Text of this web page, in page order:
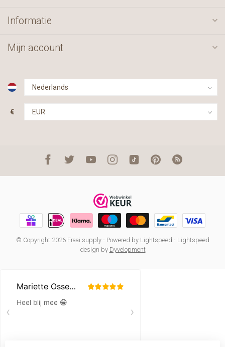
Informatie
Mijn account
€
© Copyright 2026 Fraai supply- Powered by Lightspeed - Lightspeed
design by Dyvelopment